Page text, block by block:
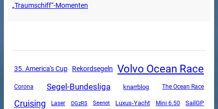
„Traumschiff“-Momenten
35. America's Cup Rekordsegeln Volvo Ocean Race
Corona Segel-Bundesliga knarrblog The Ocean Race
Cruising Laser DGzRS Seenot Luxus-Yacht Mini 6.50 SailGP